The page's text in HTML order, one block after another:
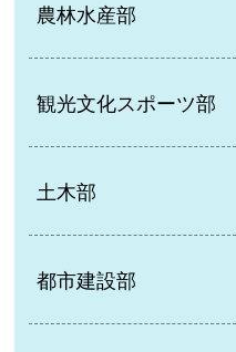
農林水産部
観光文化スポーツ部
土木部
都市建設部